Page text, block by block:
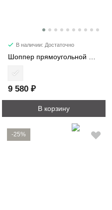
В наличии: Достаточно
Шоппер прямоугольной формы 1192
9 580 ₽
В корзину
-25%